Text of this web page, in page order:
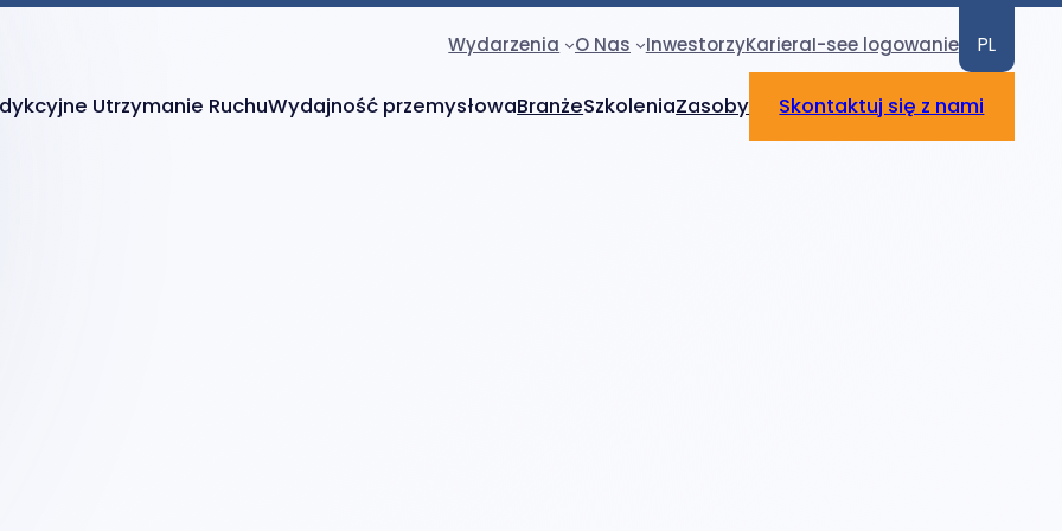
Wydarzenia O Nas InwestorzyKarieraI-see logowanie PL
Utrzymanie RuchuWydajność przemysłowaBranżeSzkoleniaZasoby Skontaktuj się z nami